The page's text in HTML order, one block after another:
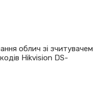
облич зі зчитувачем
Hikvision DS-